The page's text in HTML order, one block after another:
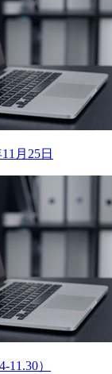
月25日
11.30）